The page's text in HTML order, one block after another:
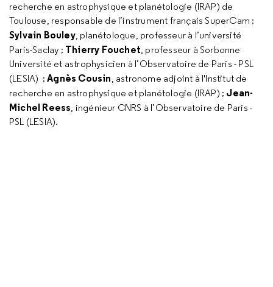
recherche en astrophysique et planétologie (IRAP) de
Toulouse, responsable de l’instrument français SuperCam ;
Sylvain Bouley, planétologue, professeur à l’université
Paris-Saclay ; Thierry Fouchet, professeur à Sorbonne
Université et astrophysicien à l’Observatoire de Paris - PSL
(LESIA) ;Agnès Cousin, astronome adjoint à l'Institut de
recherche en astrophysique et planétologie (IRAP) ; Jean-
Michel Reess, ingénieur CNRS à l’Observatoire de Paris -
PSL (LESIA).